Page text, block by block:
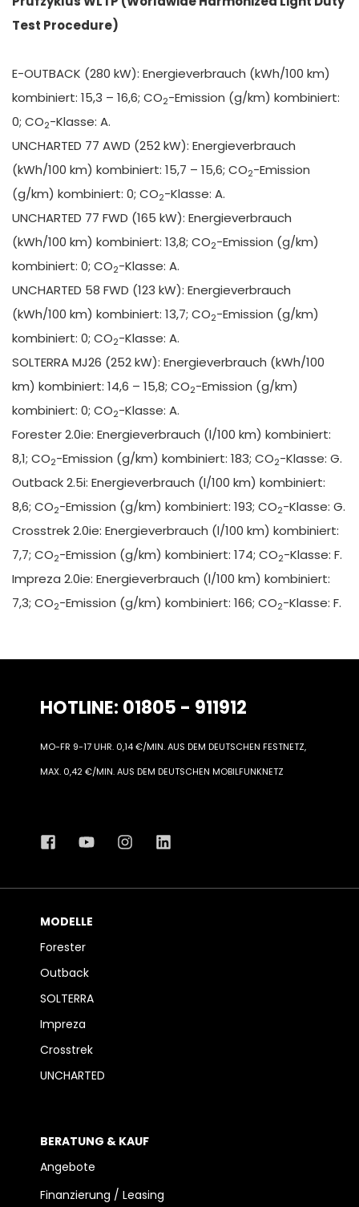
Test Procedure)
E-OUTBACK (280 kW): Energieverbrauch (kWh/100 km)
kombiniert: 15,3 – 16,6; CO2-Emission (g/km) kombiniert:
0; CO2-Klasse: A.
UNCHARTED 77 AWD (252 kW): Energieverbrauch
(kWh/100 km) kombiniert: 15,7 – 15,6; CO2-Emission
(g/km) kombiniert: 0; CO2-Klasse: A.
UNCHARTED 77 FWD (165 kW): Energieverbrauch
(kWh/100 km) kombiniert: 13,8; CO2-Emission (g/km)
kombiniert: 0; CO2-Klasse: A.
UNCHARTED 58 FWD (123 kW): Energieverbrauch
(kWh/100 km) kombiniert: 13,7; CO2-Emission (g/km)
kombiniert: 0; CO2-Klasse: A.
SOLTERRA MJ26 (252 kW): Energieverbrauch (kWh/100
km) kombiniert: 14,6 – 15,8; CO2-Emission (g/km)
kombiniert: 0; CO2-Klasse: A.
Forester 2.0ie: Energieverbrauch (l/100 km) kombiniert:
8,1; CO2-Emission (g/km) kombiniert: 183; CO2-Klasse: G.
Outback 2.5i: Energieverbrauch (l/100 km) kombiniert:
8,6; CO2-Emission (g/km) kombiniert: 193; CO2-Klasse: G.
Crosstrek 2.0ie: Energieverbrauch (l/100 km) kombiniert:
7,7; CO2-Emission (g/km) kombiniert: 174; CO2-Klasse: F.
Impreza 2.0ie: Energieverbrauch (l/100 km) kombiniert:
7,3; CO2-Emission (g/km) kombiniert: 166; CO2-Klasse: F.
HOTLINE: 01805 - 911912
MO-FR 9-17 UHR. 0,14 €/MIN. AUS DEM DEUTSCHEN FESTNETZ,
MAX. 0,42 €/MIN. AUS DEM DEUTSCHEN MOBILFUNKNETZ
MODELLE
Forester
Outback
SOLTERRA
Impreza
Crosstrek
UNCHARTED
BERATUNG & KAUF
Angebote
Finanzierung / Leasing